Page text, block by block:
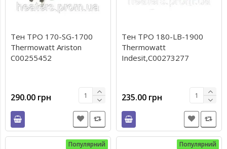
Тен TPO 170-SG-1700
Thermowatt Ariston
C00255452
290.00 грн
Тен TPO 180-LB-1900
Thermowatt
Indesit,C00273277
235.00 грн
Популярний Популярний